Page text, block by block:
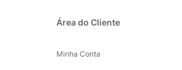
Área do Cliente
Minha Conta